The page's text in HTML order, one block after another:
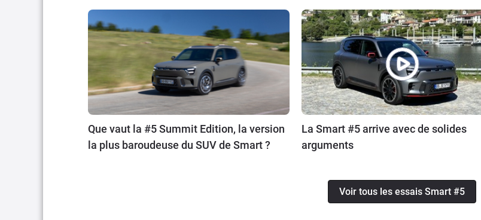
Que vaut la #5 Summit Edition, la version
la plus baroudeuse du SUV de Smart ?
La Smart #5 arrive avec de solides
arguments
Voir tous les essais Smart #5